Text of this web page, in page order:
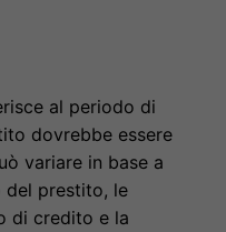
al periodo di
dovrebbe essere
variare in base a
del prestito, le
di credito e la